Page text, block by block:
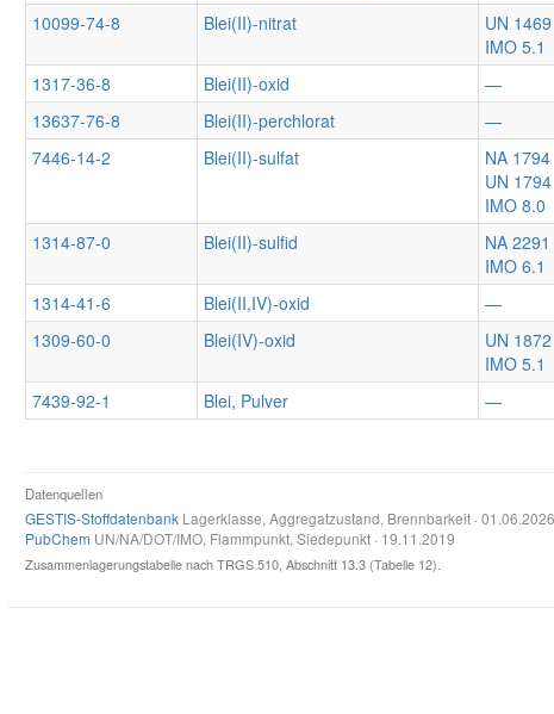
10099-74-8
Blei(II)-nitrat
UN 1469
IMO 5.1
1317-36-8
Blei(II)-oxid
—
13637-76-8
Blei(II)-perchlorat
—
7446-14-2
Blei(II)-sulfat
NA 1794
UN 1794
IMO 8.0
1314-87-0
Blei(II)-sulfid
NA 2291
IMO 6.1
1314-41-6
Blei(II,IV)-oxid
—
1309-60-0
Blei(IV)-oxid
UN 1872
IMO 5.1
7439-92-1
Blei, Pulver —
Datenquellen
GESTIS-Stoffdatenbank Lagerklasse, Aggregatzustand, Brennbarkeit · 01.06.2026
PubChem UN/NA/DOT/IMO, Flammpunkt, Siedepunkt · 19.11.2019
Zusammenlagerungstabelle nach TRGS 510, Abschnitt 13.3 (Tabelle 12).